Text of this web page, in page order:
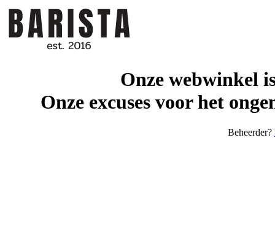
Onze webwinkel
Onze excuses voor het
Beheerder?